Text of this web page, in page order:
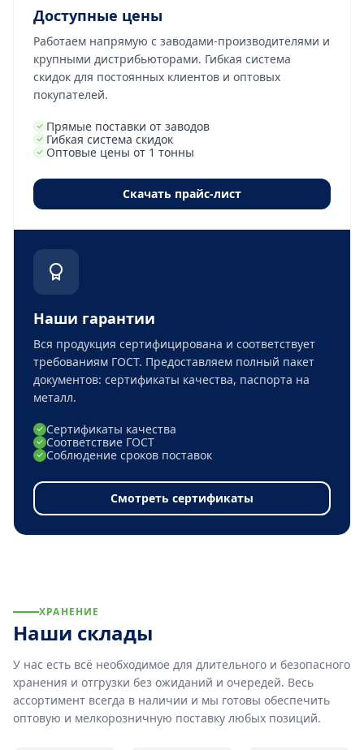
Доступные цены
Работаем напрямую с заводами-производителями и
крупными дистрибьюторами. Гибкая система
скидок для постоянных клиентов и оптовых
покупателей.
Прямые поставки от заводов
Гибкая система скидок
Оптовые цены от 1 тонны
Скачать прайс-лист
Наши гарантии
Вся продукция сертифицирована и соответствует
требованиям ГОСТ. Предоставляем полный пакет
документов: сертификаты качества, паспорта на
металл.
Сертификаты качества
Соответствие ГОСТ
Соблюдение сроков поставок
Смотреть сертификаты
ХРАНЕНИЕ
Наши склады
У нас есть всё необходимое для длительного и безопасного
хранения и отгрузки без ожиданий и очередей. Весь
ассортимент всегда в наличии и мы готовы обеспечить
оптовую и мелкорозничную поставку любых позиций.